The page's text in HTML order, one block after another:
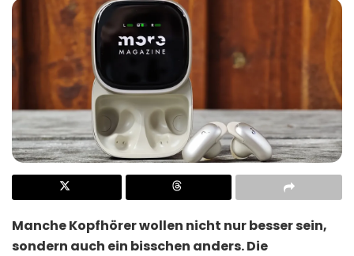
Manche Kopfhörer wollen nicht nur besser sein,
sondern auch ein bisschen anders. Die